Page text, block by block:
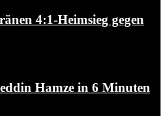
4:1-Heimsieg gegen
Hamze in 6 Minuten